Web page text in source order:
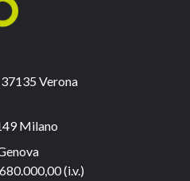
Verona
Milano
(i.v.)